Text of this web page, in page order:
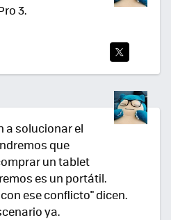
3.
TWI
TEA
R
a solucionar el
que
un tablet
es un portátil.
ese conflicto" dicen.
ya.